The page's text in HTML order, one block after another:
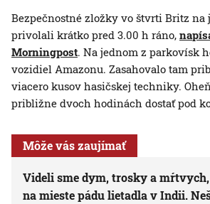
Bezpečnostné zložky vo štvrti Britz na
privolali krátko pred 3.00 h ráno, na
Morningpost. Na jednom z parkovísk
vozidiel Amazonu. Zasahovalo tam
viacero kusov hasičskej techniky.
približne dvoch hodinách dostať pod
Môže vás zaujímať
Videli sme dym, trosky a
na mieste pádu lietadla v Indii.